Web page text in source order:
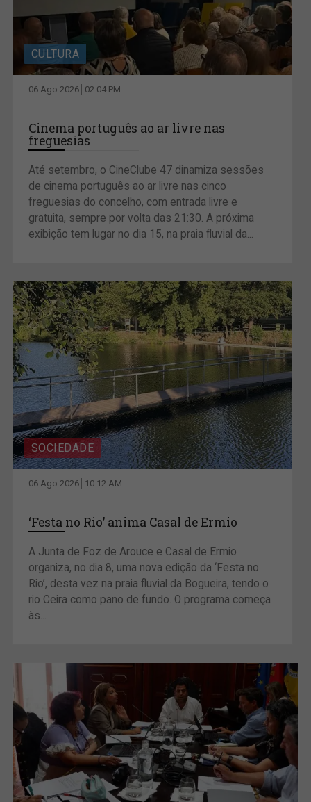
CULTURA
06 Ago 2026 02:04 PM
Cinema português ao ar livre nas
freguesias
Até setembro, o CineClube 47 dinamiza sessões
de cinema português ao ar livre nas cinco
freguesias do concelho, com entrada livre e
gratuita, sempre por volta das 21:30. A próxima
exibição tem lugar no dia 15, na praia fluvial da...
SOCIEDADE
06 Ago 2026 10:12 AM
‘Festa no Rio’ anima Casal de Ermio
A Junta de Foz de Arouce e Casal de Ermio
organiza, no dia 8, uma nova edição da ‘Festa no
Rio’, desta vez na praia fluvial da Bogueira, tendo o
rio Ceira como pano de fundo. O programa começa
às...